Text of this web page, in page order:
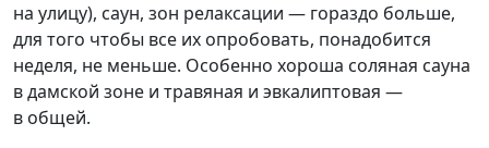
на улицу), саун, зон релаксации — гораздо больше,
для того чтобы все их опробовать, понадобится
неделя, не меньше. Особенно хороша соляная сауна
в дамской зоне и травяная и эвкалиптовая —
в общей.